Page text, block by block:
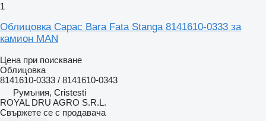
1
Облицовка Capac Bara Fata Stanga 8141610-0333 за
камион MAN
Цена при поискване
Облицовка
8141610-0333 / 8141610-0343
Румъния, Cristesti
ROYAL DRU AGRO S.R.L.
Свържете се с продавача